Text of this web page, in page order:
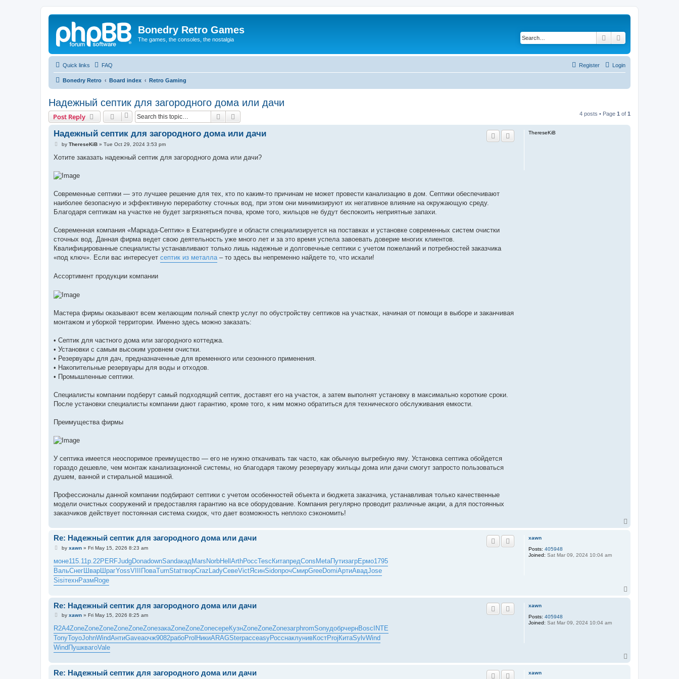
Bonedry Retro Games
The games, the consoles, the nostalgia Search
Quick links FAQ Login
Register
Bonedry Retro Board index Retro Gaming
Надежный септик для загородного дома или дачи
Post Reply Search 4 posts • Page 1 of 1
ThereseKiB
Надежный септик для загородного дома или дачи
P
s
by ThereseKiB» Tue Oct 29, 2024 3:53 pm
Хотите заказать надежный септик для загородного дома или дачи?
Современные септики — это лучшее решение для тех, кто по каким-то причинам не может провести канализацию в дом. Септики обеспечивают
наиболее безопасную и эффективную переработку сточных вод, при этом они минимизируют их негативное влияние на окружающую среду.
Благодаря септикам на участке не будет загрязняться почва, кроме того, жильцов не будут беспокоить неприятные запахи.
Современная компания «Маркада-Септик» в Екатеринбурге и области специализируется на поставках и установке современных систем очистки
сточных вод. Данная фирма ведет свою деятельность уже много лет и за это время успела завоевать доверие многих клиентов.
Квалифицированные специалисты устанавливают только лишь надежные и долговечные септики с учетом пожеланий и потребностей заказчика
«под ключ». Если вас интересует септик из металла– то здесь вы непременно найдете то, что искали!
Ассортимент продукции компании
Мастера фирмы оказывают всем желающим полный спектр услуг по обустройству септиков на участках, начиная от помощи в выборе и заканчивая
монтажом и уборкой территории. Именно здесь можно заказать:
• Септик для частного дома или загородного коттеджа.
• Установки с самым высоким уровнем очистки.
• Резервуары для дач, предназначенные для временного или сезонного применения.
• Накопительные резервуары для воды и отходов.
• Промышленные септики.
Специалисты компании подберут самый подходящий септик, доставят его на участок, а затем выполнят установку в максимально короткие сроки.
После установки специалисты компании дают гарантию, кроме того, к ним можно обратиться для технического обслуживания емкости.
Преимущества фирмы
У септика имеется неоспоримое преимущество — его не нужно откачивать так часто, как обычную выгребную яму. Установка септика обойдется
гораздо дешевле, чем монтаж канализационной системы, но благодаря такому резервуару жильцы дома или дачи смогут запросто пользоваться
душем, ванной и стиральной машиной.
Профессионалы данной компании подбирают септики с учетом особенностей объекта и бюджета заказчика, устанавливая только качественные
модели очистных сооружений и предоставляя гарантию на все оборудование. Компания регулярно проводит различные акции, а для постоянных
заказчиков действует постоянная система скидок, что дает возможность неплохо сэкономить!
xawn
Posts: 405948
Joined: Sat Mar 09, 2024 10:04 am
Re: Надежный септик для загородного дома или дачи
P
s
t
by xawn» Fri May 15, 2026 8:23 am
моне115.11 р.22PERFJudgDonadownSandакад Mars NorbHell ArthРоссTesc КитапредCons MetaПутизагрЕрмо1795
ВальСнег Швар ШрагYossVIII ПоваTurnStatтворCraz LadyСевеVictЯсинSidoпрочСмирGreeDomiАртиАвадJose
SisiтехнРазм Roge
xawn
Posts: 405948
Joined: Sat Mar 09, 2024 10:04 am
Re: Надежный септик для загородного дома или дачи
P
s
t
by xawn» Fri May 15, 2026 8:25 am
R2A4ZoneZoneZoneZoneZoneZoneзакаZoneZoneZoneсереКузнZoneZoneZoneзагрhromSonyдобрчернBosc INTE
TonyToyoJohnWindАнтиGaveаочж9082рабоProl НикиARAGSterрассeasyРосснаклунивКостProj КитаSylvWind
Wind ПушквагоVale
xawn
Re: Надежный септик для загородного дома или дачи